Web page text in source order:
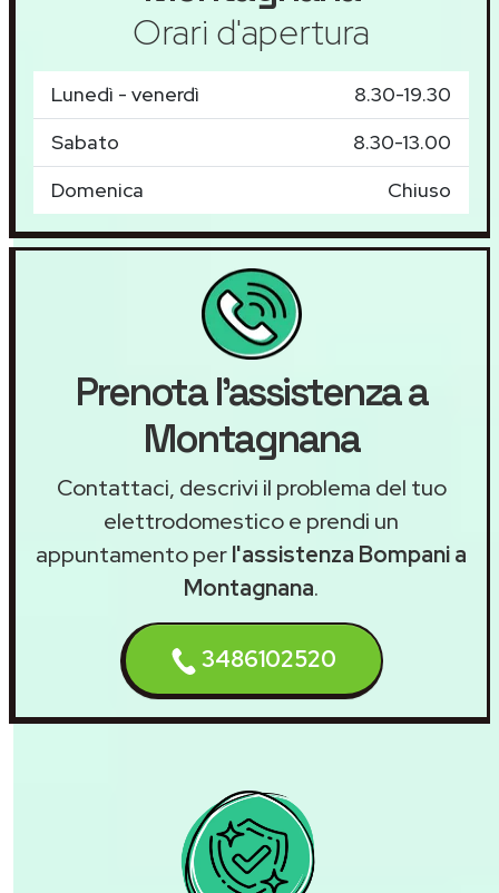
Orari d'apertura
Lunedì - venerdì
8.30-19.30
Sabato
8.30-13.00
Domenica
Chiuso
Prenota l'assistenza a
Montagnana
Contattaci, descrivi il problema del tuo
elettrodomestico e prendi un
appuntamento perl'assistenza Bompani a
Montagnana.
3486102520